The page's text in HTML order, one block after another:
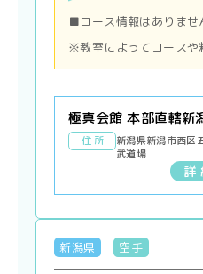
■コース情報はありませ
※教室によってコースや
極真会館 本部直轄新
住 所
新潟県新潟市西区
武道場
詳
新潟県 空手